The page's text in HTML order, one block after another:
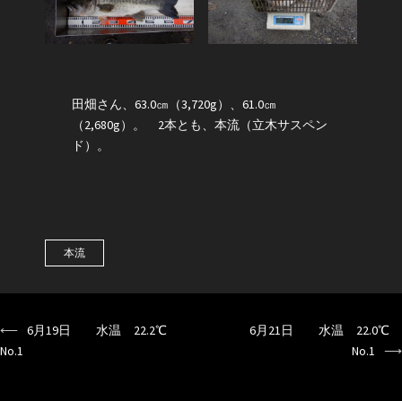
田畑さん、63.0㎝（3,720g）、61.0㎝
（2,680g）。 2本とも、本流（立木サスペン
ド）。
本流
投
⟵ 6月19日 水温 22.2℃
No.1
6月21日 水温 22.0℃
No.1
⟶